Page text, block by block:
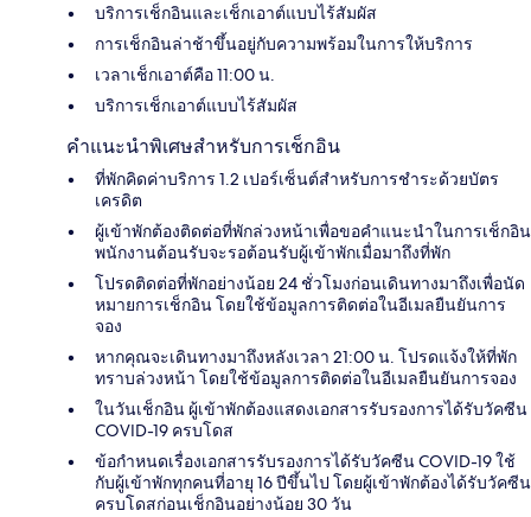
บริการเช็กอินและเช็กเอาต์แบบไร้สัมผัส
การเช็กอินล่าช้าขึ้นอยู่กับความพร้อมในการให้บริการ
เวลาเช็กเอาต์คือ 11:00 น.
บริการเช็กเอาต์แบบไร้สัมผัส
คำแนะนำพิเศษสำหรับการเช็กอิน
ที่พักคิดค่าบริการ 1.2 เปอร์เซ็นต์สำหรับการชำระด้วยบัตร
เครดิต
ผู้เข้าพักต้องติดต่อที่พักล่วงหน้าเพื่อขอคำแนะนำในการเช็กอิน
พนักงานต้อนรับจะรอต้อนรับผู้เข้าพักเมื่อมาถึงที่พัก
โปรดติดต่อที่พักอย่างน้อย 24 ชั่วโมงก่อนเดินทางมาถึงเพื่อนัด
หมายการเช็กอิน โดยใช้ข้อมูลการติดต่อในอีเมลยืนยันการ
จอง
หากคุณจะเดินทางมาถึงหลังเวลา 21:00 น. โปรดแจ้งให้ที่พัก
ทราบล่วงหน้า โดยใช้ข้อมูลการติดต่อในอีเมลยืนยันการจอง
ในวันเช็กอิน ผู้เข้าพักต้องแสดงเอกสารรับรองการได้รับวัคซีน
COVID-19 ครบโดส
ข้อกำหนดเรื่องเอกสารรับรองการได้รับวัคซีน COVID-19 ใช้
กับผู้เข้าพักทุกคนที่อายุ 16 ปีขึ้นไป โดยผู้เข้าพักต้องได้รับวัคซีน
ครบโดสก่อนเช็กอินอย่างน้อย 30 วัน